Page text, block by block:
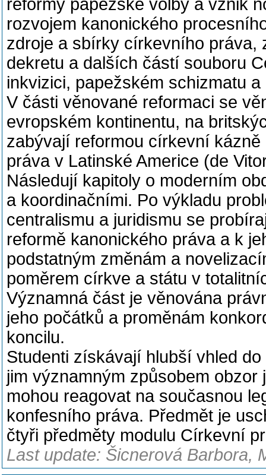
reformy papežské volby a vznik
rozvojem kanonického
zdroje a sbírky církevního práva,
dekretu a dalších částí souboru
inkvizici, papežském schizmatu
V části věnované reformaci se
evropském kontinentu, na
zabývají reformou církevní
práva v Latinské Americe (de
Následují kapitoly o moderním
a koordinačními. Po výkladu
centralismu a juridismu se
reformě kanonického práva a k
podstatným změnám a
poměrem církve a státu v
Významná část je věnována
jeho počátků a proměnám
koncilu.
Studenti získávají hlubší vhled
jim významným způsobem
mohou reagovat na současnou
konfesního práva. Předmět je
čtyři předměty modulu Církevní
Last update: Šicnerová Barbora,